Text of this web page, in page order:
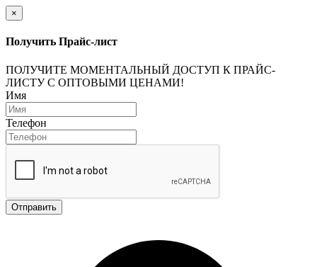
×
Получить Прайс-лист
ПОЛУЧИТЕ МОМЕНТАЛЬНЫЙ ДОСТУП К ПРАЙС-
ЛИСТУ С ОПТОВЫМИ ЦЕНАМИ!
Имя
Телефон
Отправить